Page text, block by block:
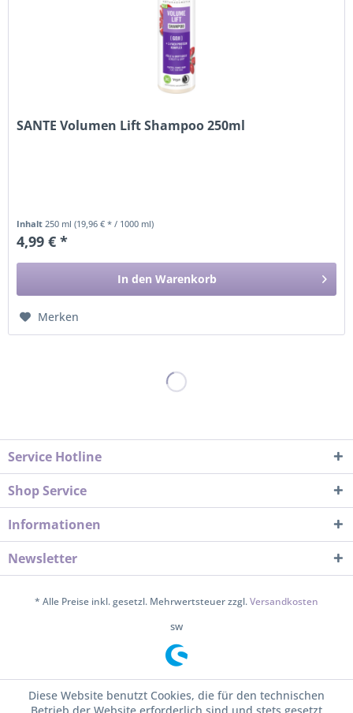
SANTE Volumen Lift Shampoo 250ml
Inhalt250 ml(19,96 € * / 1000 ml)
4,99 € *
In den Warenkorb
Merken
Service Hotline
Shop Service
Informationen
Newsletter
* Alle Preise inkl. gesetzl. Mehrwertsteuer zzgl.Versandkosten
sw
Diese Website benutzt Cookies, die für den technischen